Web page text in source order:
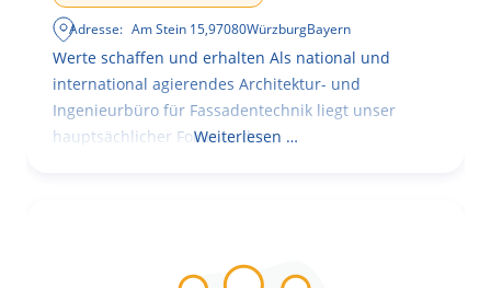
Adresse: Am Stein 15,97080WürzburgBayern
Werte schaffen und erhalten Als national und
international agierendes Architektur- und
Ingenieurbüro für Fassadentechnik liegt unser
hauptsächlicher Fokus in der
Weiterlesen …